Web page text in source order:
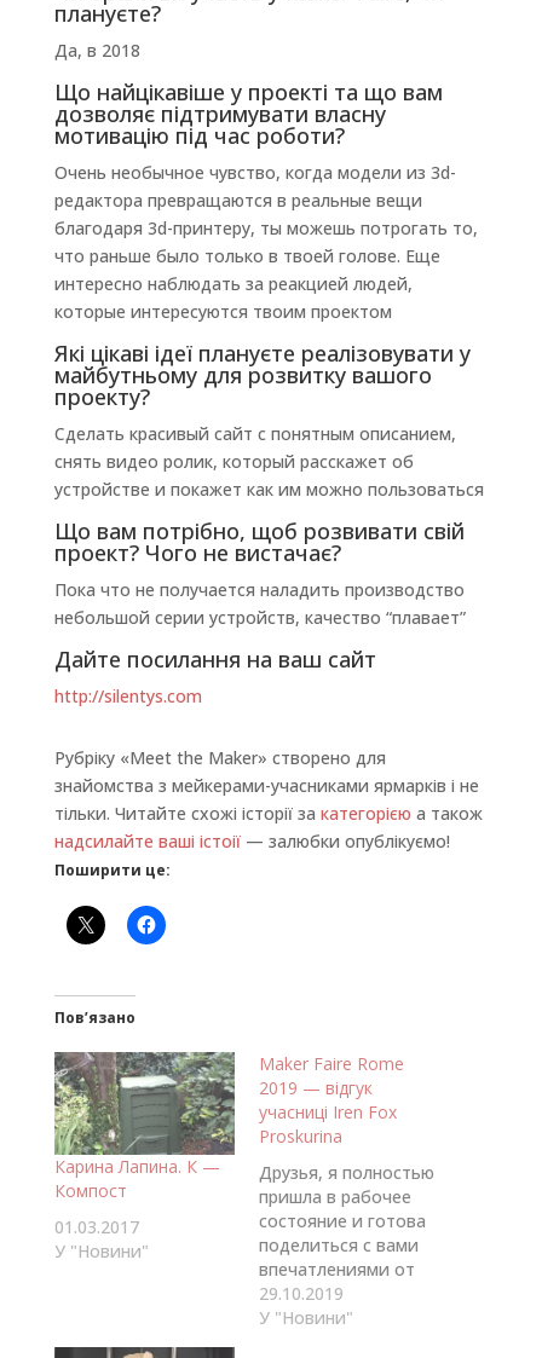
плануєте?
Да, в 2018
Що найцікавіше у проекті та що вам
дозволяє підтримувати власну
мотивацію під час роботи?
Очень необычное чувство, когда модели из 3d-
редактора превращаются в реальные вещи
благодаря 3d-принтеру, ты можешь потрогать то,
что раньше было только в твоей голове. Еще
интересно наблюдать за реакцией людей,
которые интересуются твоим проектом
Які цікаві ідеї плануєте реалізовувати у
майбутньому для розвитку вашого
проекту?
Сделать красивый сайт с понятным описанием,
снять видео ролик, который расскажет об
устройстве и покажет как им можно пользоваться
Що вам потрібно, щоб розвивати свій
проект? Чого не вистачає?
Пока что не получается наладить производство
небольшой серии устройств, качество “плавает”
Дайте посилання на ваш сайт
http://silentys.com
Рубріку «Meet the Maker» створено для
знайомства з мейкерами-учасниками ярмарків і не
тільки. Читайте схожі історії за категорією а також
надсилайте ваші істоії— залюбки опублікуємо!
Поширити це:
Пов’язано
Карина Лапина. К —
Компост
01.03.2017
У "Новини"
Maker Faire Rome
2019 — відгук
учасниці Iren Fox
Proskurina
Друзья, я полностью
пришла в рабочее
состояние и готова
поделиться с вами
впечатлениями от
участия в Maker Faire
Rome -The European
29.10.2019
У "Новини"